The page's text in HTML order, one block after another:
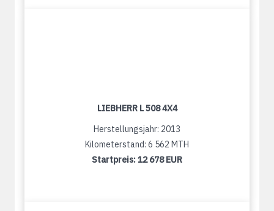
LIEBHERR L 508 4X4
Herstellungsjahr: 2013
Kilometerstand: 6 562 MTH
Startpreis:12 678 EUR